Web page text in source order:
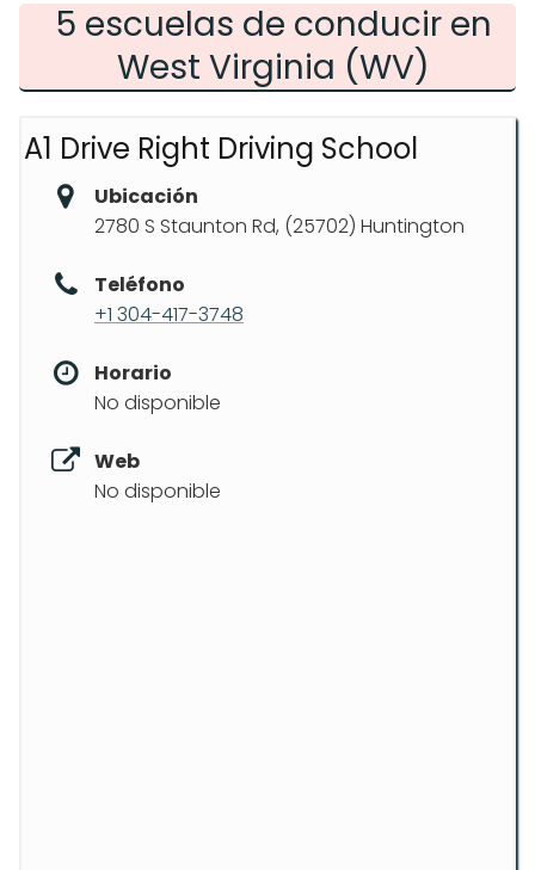
5 escuelas de conducir en
West Virginia (WV)
A1 Drive Right Driving School
Ubicación
2780 S Staunton Rd, (25702) Huntington
Teléfono
+1 304-417-3748
Horario
No disponible
Web
No disponible